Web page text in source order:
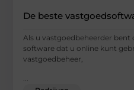
De beste
Als u vastgoedbeheerder bent
software dat u online kunt
vastgoedbeheer,